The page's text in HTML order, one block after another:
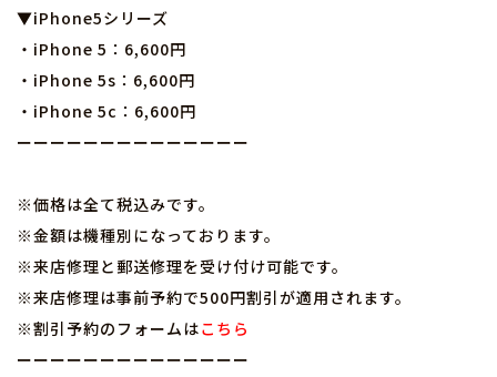
▼iPhone5シリーズ
・iPhone 5：6,600円
・iPhone 5s：6,600円
・iPhone 5c：6,600円
ーーーーーーーーーーーーーー
※価格は全て税込みです。
※金額は機種別になっております。
※来店修理と郵送修理を受け付け可能です。
※来店修理は事前予約で500円割引が適用されます。
※割引予約のフォームはこちら
ーーーーーーーーーーーーーー